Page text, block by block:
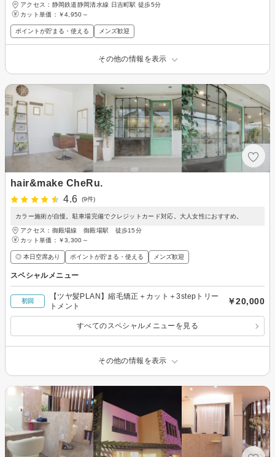
アクセス：静岡鉄道静岡清水線 日吉町駅 徒歩5分
カット単価： ￥4,950～
ポイントが貯まる・使える メンズ歓迎
その他の情報を表示
hair&make CheRu.
4.6
(9件)
カラー施術が自慢。駐車場完備でクレジットカード対応。大人女性におすすめ。
アクセス：御殿場線 御殿場駅 徒歩15分
カット単価： ￥3,300～
◎ 本日空席あり ポイントが貯まる・使える メンズ歓迎
スペシャルメニュー
初回
【ツヤ髪PLAN】縮毛矯正＋カット＋3stepトリー
トメント
￥20,000
すべてのスペシャルメニューを見る
その他の情報を表示